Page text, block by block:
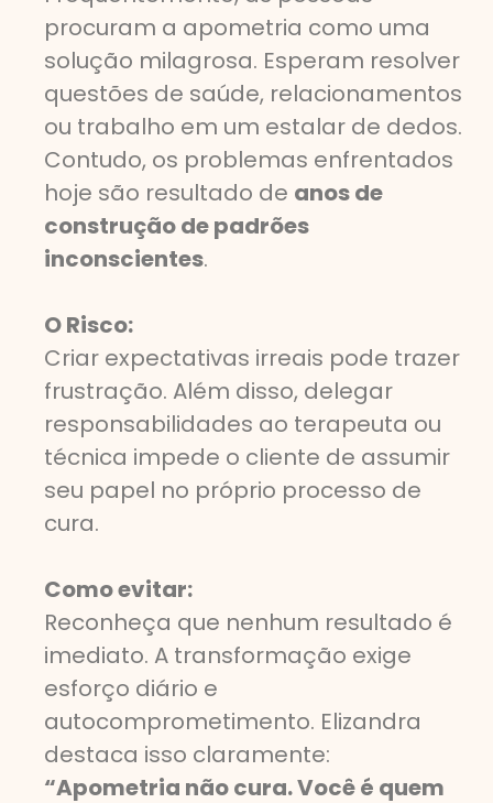
procuram a apometria como uma
solução milagrosa. Esperam resolver
questões de saúde, relacionamentos
ou trabalho em um estalar de dedos.
Contudo, os problemas enfrentados
hoje são resultado de anos de
construção de padrões
inconscientes.
O Risco:
Criar expectativas irreais pode trazer
frustração. Além disso, delegar
responsabilidades ao terapeuta ou
técnica impede o cliente de assumir
seu papel no próprio processo de
cura.
Como evitar:
Reconheça que nenhum resultado é
imediato. A transformação exige
esforço diário e
autocomprometimento. Elizandra
destaca isso claramente:
“Apometria não cura. Você é quem